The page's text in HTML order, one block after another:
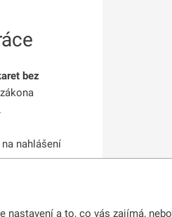
nastavení a to, co vás zajímá, nebo
bez
nahlášení
se již